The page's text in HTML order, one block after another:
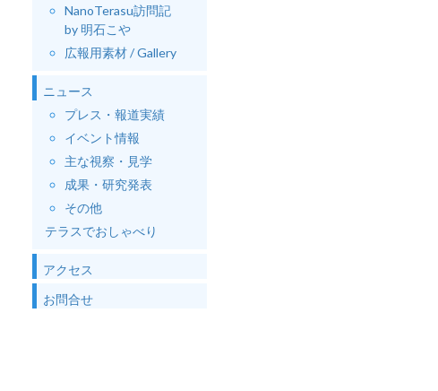
NanoTerasu訪問記
by 明石こや
広報用素材 / Gallery
ニュース
プレス・報道実績
イベント情報
主な視察・見学
成果・研究発表
その他
テラスでおしゃべり
アクセス
お問合せ